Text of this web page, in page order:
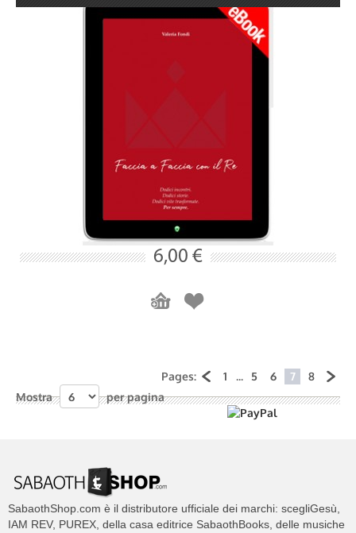
6,00 €
Pages: 1 ... 5 6 7
8
Mostra
per pagina
SabaothShop.com è il distributore ufficiale dei marchi: scegliGesù,
IAM REV, PUREX, della casa editrice SabaothBooks, delle musiche